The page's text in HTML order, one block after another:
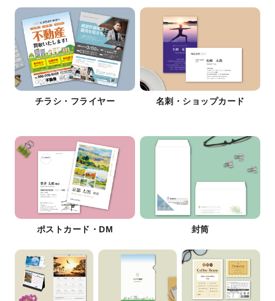
チラシ・フライヤー 名刺・ショップカード
ポストカード・DM 封筒